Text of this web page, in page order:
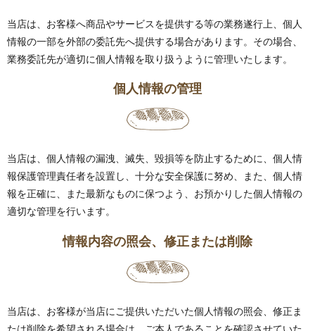
当店は、お客様へ商品やサービスを提供する等の業務遂行上、個人
情報の一部を外部の委託先へ提供する場合があります。その場合、
業務委託先が適切に個人情報を取り扱うように管理いたします。
個人情報の管理
当店は、個人情報の漏洩、滅失、毀損等を防止するために、個人情
報保護管理責任者を設置し、十分な安全保護に努め、また、個人情
報を正確に、また最新なものに保つよう、お預かりした個人情報の
適切な管理を行います。
情報内容の照会、修正または削除
当店は、お客様が当店にご提供いただいた個人情報の照会、修正ま
たは削除を希望される場合は、ご本人であることを確認させていた